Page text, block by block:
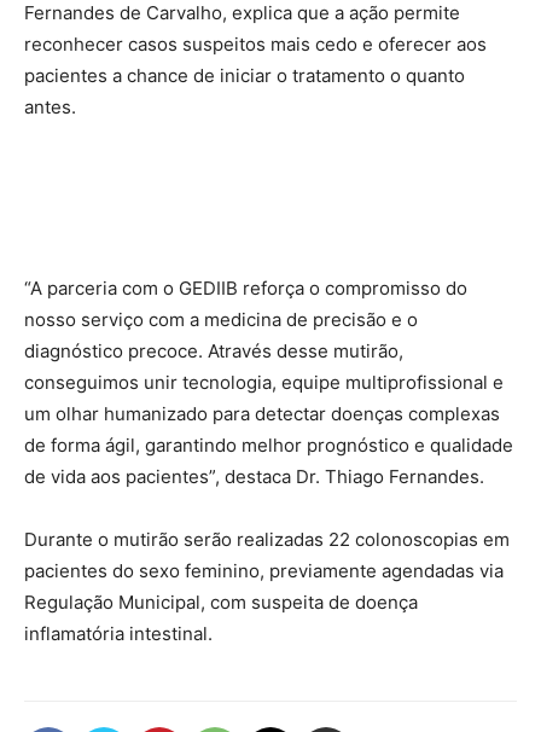
Fernandes de Carvalho, explica que a ação permite
reconhecer casos suspeitos mais cedo e oferecer aos
pacientes a chance de iniciar o tratamento o quanto
antes.
“A parceria com o GEDIIB reforça o compromisso do
nosso serviço com a medicina de precisão e o
diagnóstico precoce. Através desse mutirão,
conseguimos unir tecnologia, equipe multiprofissional e
um olhar humanizado para detectar doenças complexas
de forma ágil, garantindo melhor prognóstico e qualidade
de vida aos pacientes”, destaca Dr. Thiago Fernandes.
Durante o mutirão serão realizadas 22 colonoscopias em
pacientes do sexo feminino, previamente agendadas via
Regulação Municipal, com suspeita de doença
inflamatória intestinal.